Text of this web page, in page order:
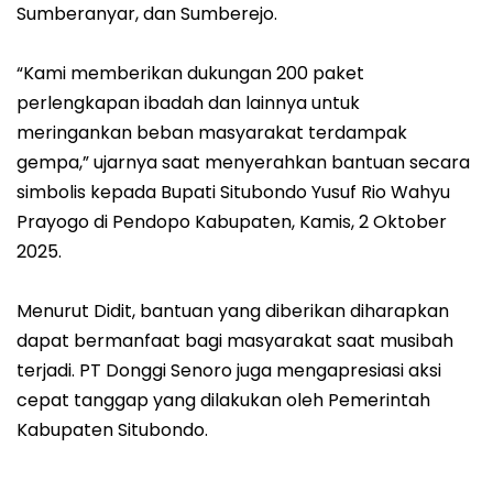
Sumberanyar, dan Sumberejo.
“Kami memberikan dukungan 200 paket
perlengkapan ibadah dan lainnya untuk
meringankan beban masyarakat terdampak
gempa,” ujarnya saat menyerahkan bantuan secara
simbolis kepada Bupati Situbondo Yusuf Rio Wahyu
Prayogo di Pendopo Kabupaten, Kamis, 2 Oktober
2025.
Menurut Didit, bantuan yang diberikan diharapkan
dapat bermanfaat bagi masyarakat saat musibah
terjadi. PT Donggi Senoro juga mengapresiasi aksi
cepat tanggap yang dilakukan oleh Pemerintah
Kabupaten Situbondo.